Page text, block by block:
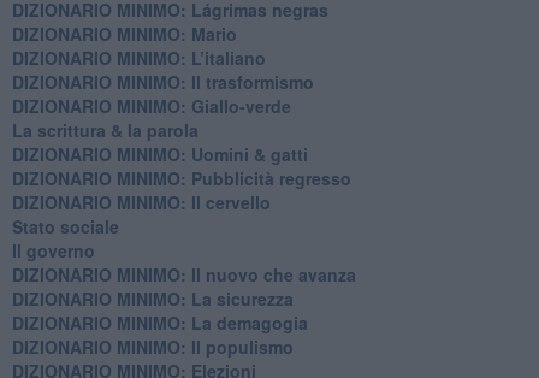
DIZIONARIO MINIMO: ​Lágrimas negras
DIZIONARIO MINIMO: Mario
DIZIONARIO MINIMO: L’italiano
DIZIONARIO MINIMO: Il trasformismo
DIZIONARIO MINIMO: Giallo-verde
La scrittura & la parola
​DIZIONARIO MINIMO: Uomini & gatti
DIZIONARIO MINIMO: ​Pubblicità regresso
DIZIONARIO MINIMO: Il cervello
Stato sociale
Il governo
DIZIONARIO MINIMO: Il nuovo che avanza
DIZIONARIO MINIMO: La sicurezza
DIZIONARIO MINIMO: La demagogia
DIZIONARIO MINIMO: Il populismo
DIZIONARIO MINIMO: Elezioni